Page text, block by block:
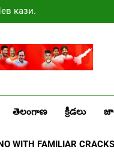
казино
తెలంగాణ క్రీడలు
WITH FAMILIAR